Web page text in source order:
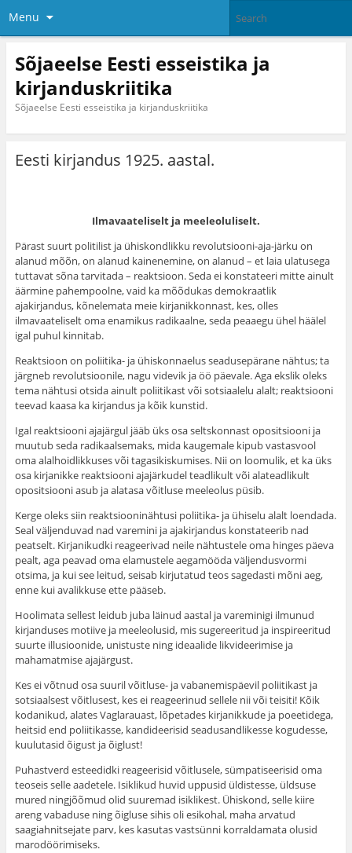
Menu
Sõjaeelse Eesti esseistika ja
kirjanduskriitika
Sõjaeelse Eesti esseistika ja kirjanduskriitika
Eesti kirjandus 1925. aastal.
Ilmavaateliselt ja meeleoluliselt.
Pärast suurt politilist ja ühiskondlikku revolutsiooni-aja-järku on
alanud mõõn, on alanud kainenemine, on alanud – et laia ulatusega
tuttavat sõna tarvitada – reaktsioon. Seda ei konstateeri mitte ainult
äärmine pahempoolne, vaid ka mõõdukas demokraatlik
ajakirjandus, kõnelemata meie kirjanikkonnast, kes, olles
ilmavaateliselt oma enamikus radikaalne, seda peaaegu ühel häälel
igal puhul kinnitab.
Reaktsioon on poliitika- ja ühiskonnaelus seaduse­pärane nähtus; ta
järgneb revolutsioonile, nagu videvik ja öö päevale. Aga ekslik oleks
tema nähtusi otsida ainult poliitikast või sotsiaalelu alalt; reaktsiooni
teevad kaasa ka kirjandus ja kõik kunstid.
Igal reaktsiooni ajajärgul jääb üks osa seltskonnast opositsiooni ja
muutub seda radikaalsemaks, mida kauge­male kipub vastasvool
oma alalhoidlikkuses või tagasi­kiskumises. Nii on loomulik, et ka üks
osa kirjanikke reaktsiooni ajajärkudel teadlikult või alateadlikult
opositsiooni asub ja alatasa võitluse meeleolus püsib.
Kerge oleks siin reaktsiooninähtusi poliitika- ja ühiselu alalt loendada.
Seal väljenduvad nad varemini ja ajakir­jandus konstateerib nad
peatselt. Kirjanikudki reageerivad neile nähtustele oma hinges päeva
pealt, aga peavad oma elamustele aegamööda väljendusvormi
otsima, ja kui see leitud, seisab kirjutatud teos sagedasti mõni aeg,
enne kui avalikkuse ette pääseb.
Hoolimata sellest leidub juba läinud aastal ja varemi­nigi ilmunud
kirjanduses motiive ja meeleolusid, mis sugereeritud ja inspireeritud
suurte illusioonide, unistuste ning ideaalide likvideerimise ja
mahamatmise ajajärgust.
Kes ei võtnud osa suuril võitluse- ja vabanemispäevil poliitikast ja
sotsiaalsest võitlusest, kes ei reageerinud sellele nii või teisiti! Kõik
kodanikud, alates Vaglarauast, lõpetades kirjanikkude ja poeetidega,
heitsid end poliitikasse, kandideerisid seadusandlikesse kogudesse,
kuulu­tasid õigust ja õiglust!
Puhastverd esteedidki reageerisid võitlusele, sümpatiseerisid oma
teoseis selle aadetele. Isiklikud huvid uppusid üldistesse, üldsuse
mured ningjõõmud olid suu­remad isiklikest. Ühiskond, selle kiire
areng vabaduse ning õigluse sihis oli esikohal, maha arvatud
saagiahnitsejate parv, kes kasutas vastsünni korraldamata olusid
marodöörimiseks.